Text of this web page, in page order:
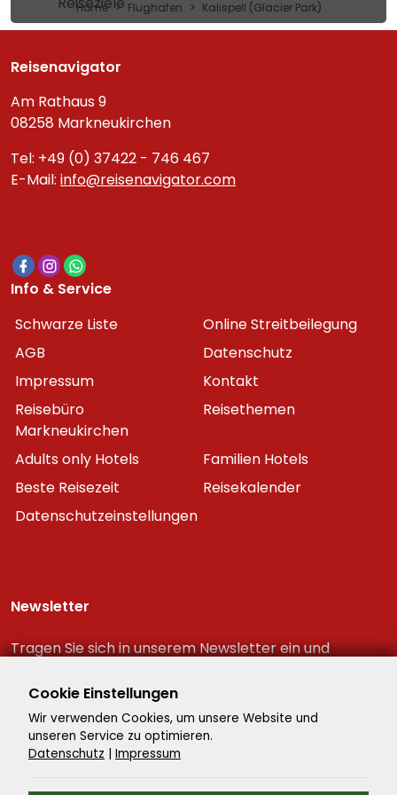
Home Flughafen Kalispell (Glacier Park)
Reisenavigator
Am Rathaus 9
08258 Markneukirchen
Tel: +49 (0) 37422 - 746 467
E-Mail: info@reisenavigator.com
Info & Service
Schwarze Liste
Online Streitbeilegung
AGB
Datenschutz
Impressum
Kontakt
Reisebüro
Markneukirchen
Reisethemen
Adults only Hotels
Familien Hotels
Beste Reisezeit
Reisekalender
Datenschutzeinstellungen
Newsletter
Tragen Sie sich in unserem Newsletter ein und
Reiseschnäppchen!
Cookie Einstellungen
Wir verwenden Cookies, um unsere Website und
unseren Service zu optimieren.
Datenschutz | Impressum